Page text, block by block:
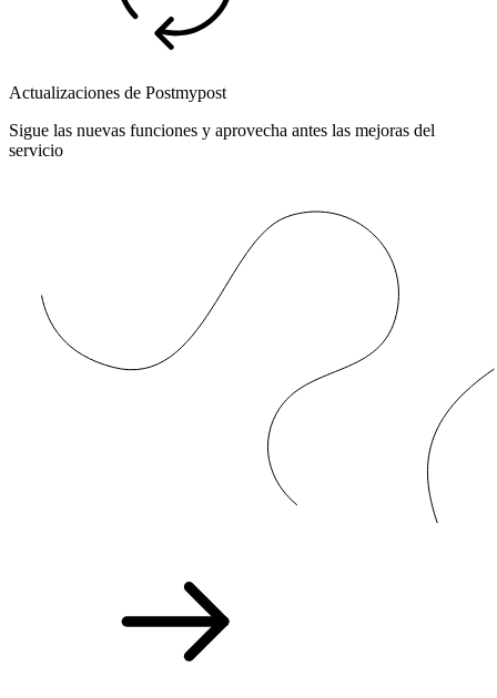
Actualizaciones de Postmypost
Sigue las nuevas funciones y aprovecha antes las mejoras del
servicio